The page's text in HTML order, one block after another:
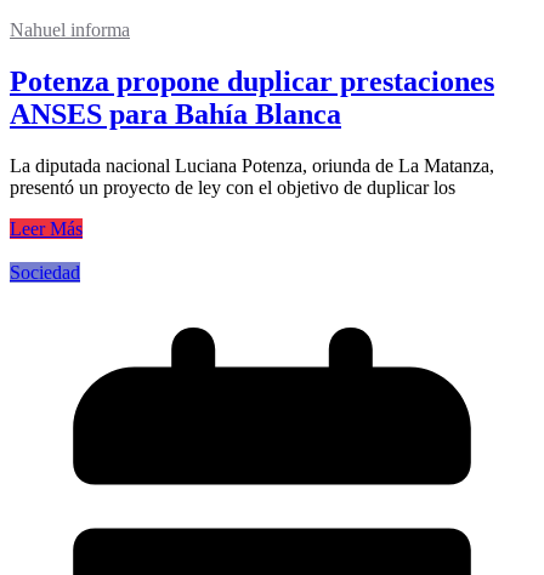
Nahuel informa
Potenza propone duplicar prestaciones
ANSES para Bahía Blanca
La diputada nacional Luciana Potenza, oriunda de La Matanza,
presentó un proyecto de ley con el objetivo de duplicar los
Leer Más
Sociedad